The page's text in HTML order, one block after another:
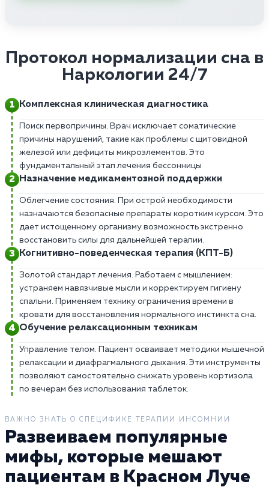
Протокол нормализации сна в
Наркологии 24/7
Комплексная клиническая диагностика
Поиск первопричины. Врач исключает соматические
причины нарушений, такие как проблемы с щитовидной
железой или дефициты микроэлементов. Это
фундаментальный этап лечения бессонницы
Назначение медикаментозной поддержки
Облегчение состояния. При острой необходимости
назначаются безопасные препараты коротким курсом. Это
дает истощенному организму возможность экстренно
восстановить силы для дальнейшей терапии.
Когнитивно-поведенческая терапия (КПТ-Б)
Золотой стандарт лечения. Работаем с мышлением:
устраняем навязчивые мысли и корректируем гигиену
спальни. Применяем технику ограничения времени в
кровати для восстановления нормального инстинкта сна.
Обучение релаксационным техникам
Управление телом. Пациент осваивает методики мышечной
релаксации и диафрагмального дыхания. Эти инструменты
позволяют самостоятельно снижать уровень кортизола
по вечерам без использования таблеток.
ВАЖНО ЗНАТЬ О СПЕЦИФИКЕ ТЕРАПИИ ИНСОМНИИ
Развеиваем популярные
мифы, которые мешают
пациентам в Красном Луче